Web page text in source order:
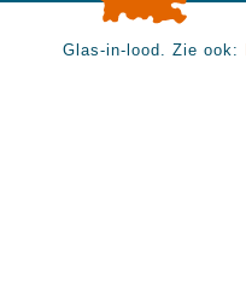
Glas-in-lood. Zie ook: